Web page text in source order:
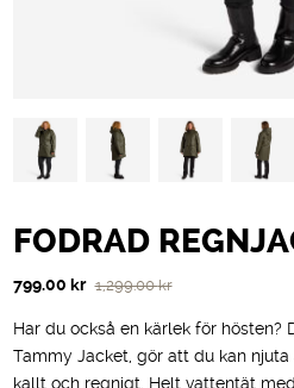
FODRAD
1,299.00kr
Det
priset
var:
799.00 kr
Det
priset
är:
Har du också en kärlek för hösten?
Tammy Jacket, gör att du kan
kallt och regnigt. Helt vattentät